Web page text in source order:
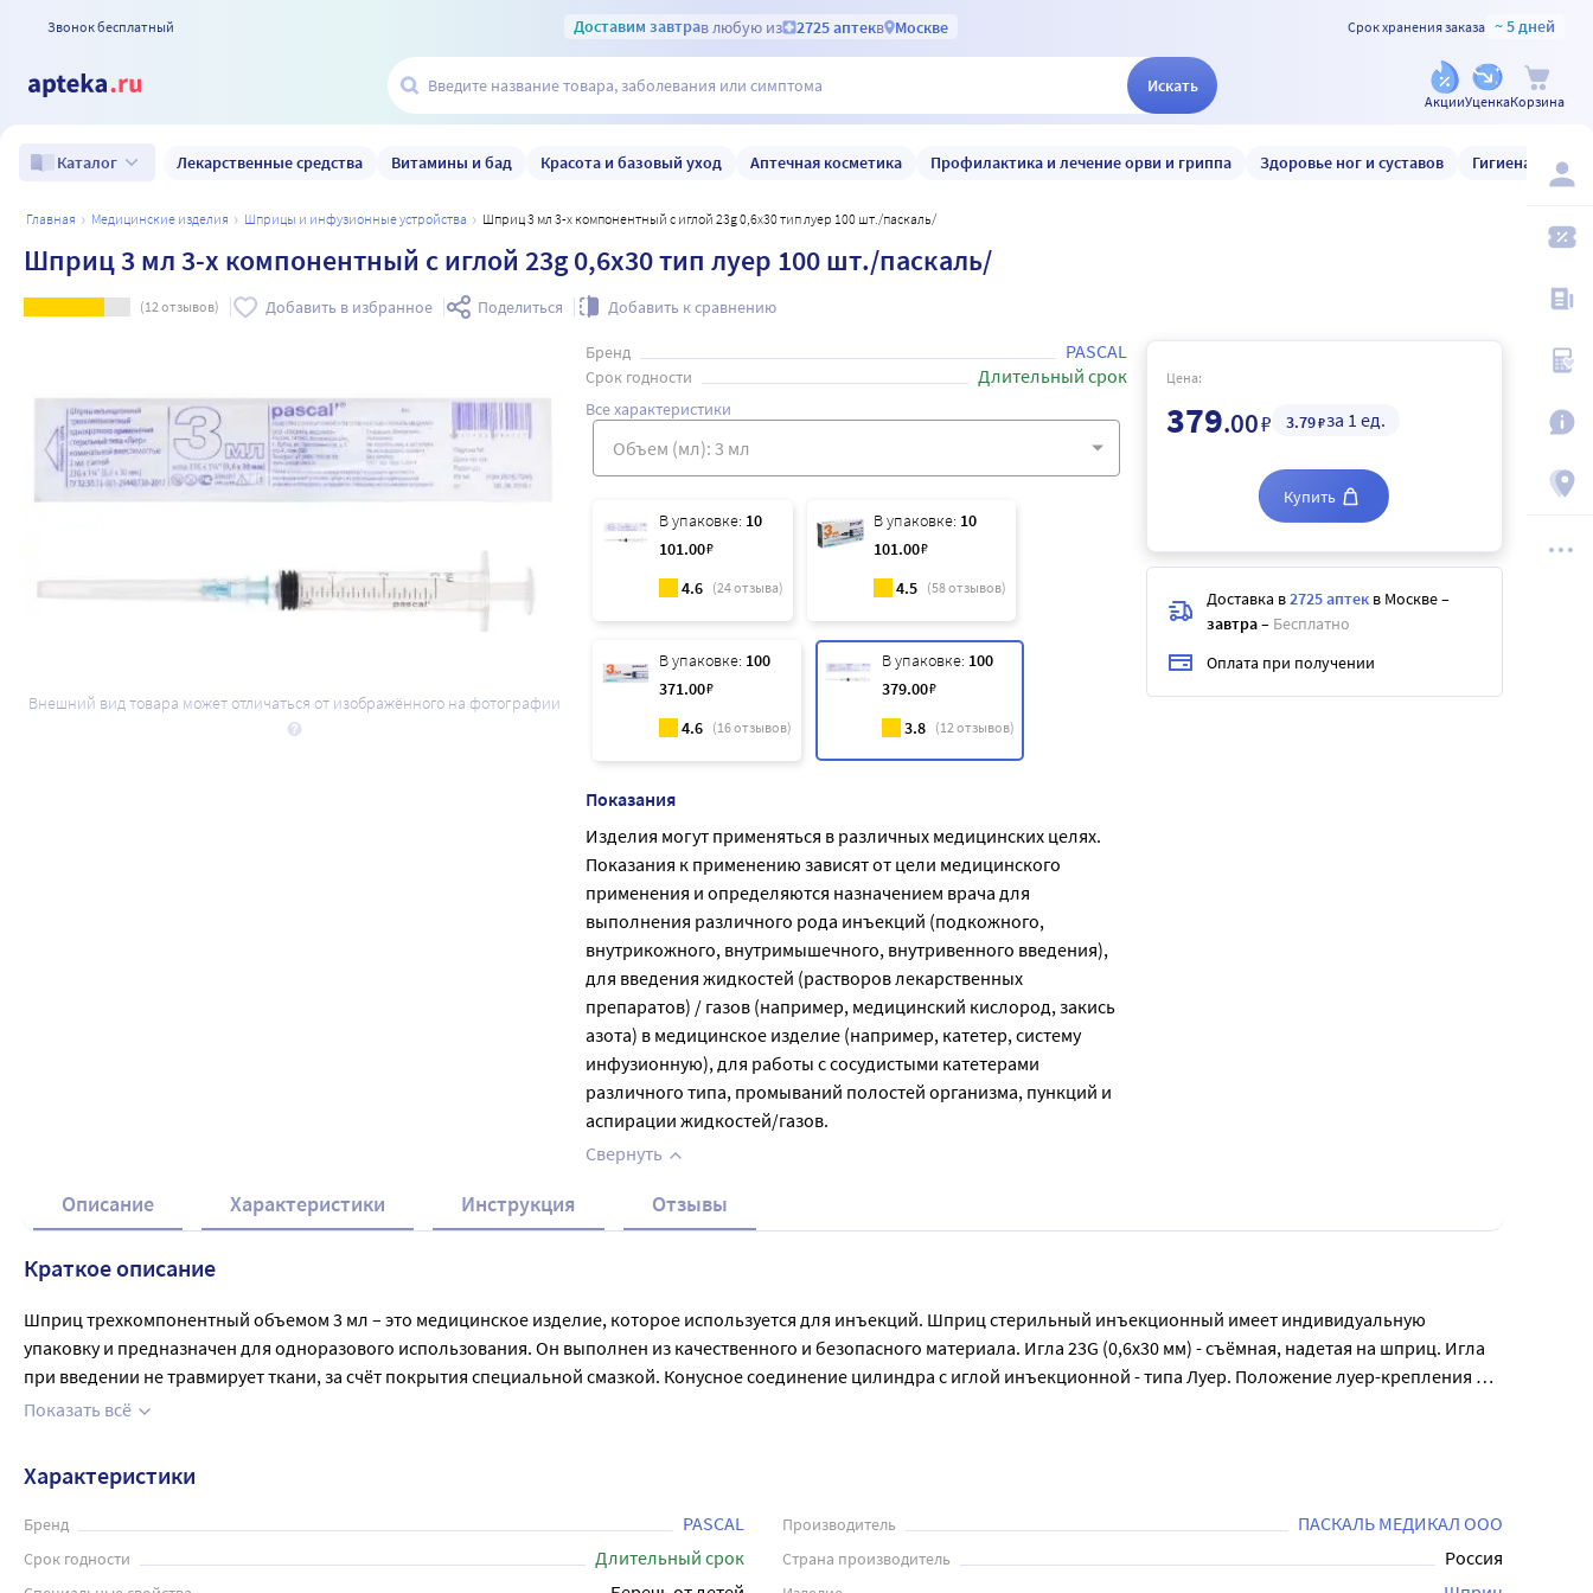
Звонок бесплатный Доставим завтрав любую из 2725 аптекв Москве Срок хранения заказа ~ 5 дней
Искать
АкцииУценкаКорзина
Каталог Лекарственные средства Витамины и бад Красота и базовый уход Аптечная косметика Профилактика и лечение орви и гриппа Здоровье ног и суставов Гигиена и уход
главная медицинские изделия шприцы и инфузионные устройства Шприц 3 мл 3-х компонентный c иглой 23g 0,6x30 тип луер 100 шт./паскаль/
Шприц 3 мл 3-х компонентный c иглой 23g 0,6x30 тип луер 100 шт./паскаль/
(12отзывов) Добавить в избранное Поделиться Добавить к сравнению
Внешний вид товара может отличаться от изображённого на фотографии
Бренд PASCAL
Срок годности Длительный срок
Все характеристики
В упаковке: 10
101.00₽
4.6 (24отзыва)
В упаковке: 10
101.00₽
4.5 (58отзывов)
В упаковке: 100
371.00₽
4.6 (16отзывов)
В упаковке: 100
379.00₽
3.8 (12отзывов)
Показания
Изделия могут применяться в различных медицинских целях.
Показания к применению зависят от цели медицинского
применения и определяются назначением врача для
выполнения различного рода инъекций (подкожного,
внутрикожного, внутримышечного, внутривенного введения),
для введения жидкостей (растворов лекарственных
препаратов) / газов (например, медицинский кислород, закись
азота) в медицинское изделие (например, катетер, систему
инфузионную), для работы с сосудистыми катетерами
различного типа, промываний полостей организма, пункций и
аспирации жидкостей/газов.
Свернуть
Цена:
379.00₽ 3.79₽за 1 ед.
Купить
Доставка в2725 аптек в Москве–
завтра– Бесплатно
Оплата при получении
Описание Характеристики Инструкция Отзывы
Краткое описание
Шприц трехкомпонентный объемом 3 мл – это медицинское изделие, которое используется для инъекций. Шприц стерильный инъекционный имеет индивидуальную
упаковку и предназначен для одноразового использования. Он выполнен из качественного и безопасного материала. Игла 23G (0,6х30 мм) - съёмная, надетая на шприц. Игла
при введении не травмирует ткани, за счёт покрытия специальной смазкой. Конусное соединение цилиндра с иглой инъекционной - типа Луер. Положение луер-крепления
(конуса цилиндра) шприца коаксиальное (концентрическое), т.е. наконечник-конус расположен по центру цилиндра шприца.
процедур в домашних условиях или в медицинских учреждениях.
Показать всё
Характеристики
Бренд PASCAL Производитель ПАСКАЛЬ МЕДИКАЛ ООО
Срок годности Длительный срок Страна производитель Россия